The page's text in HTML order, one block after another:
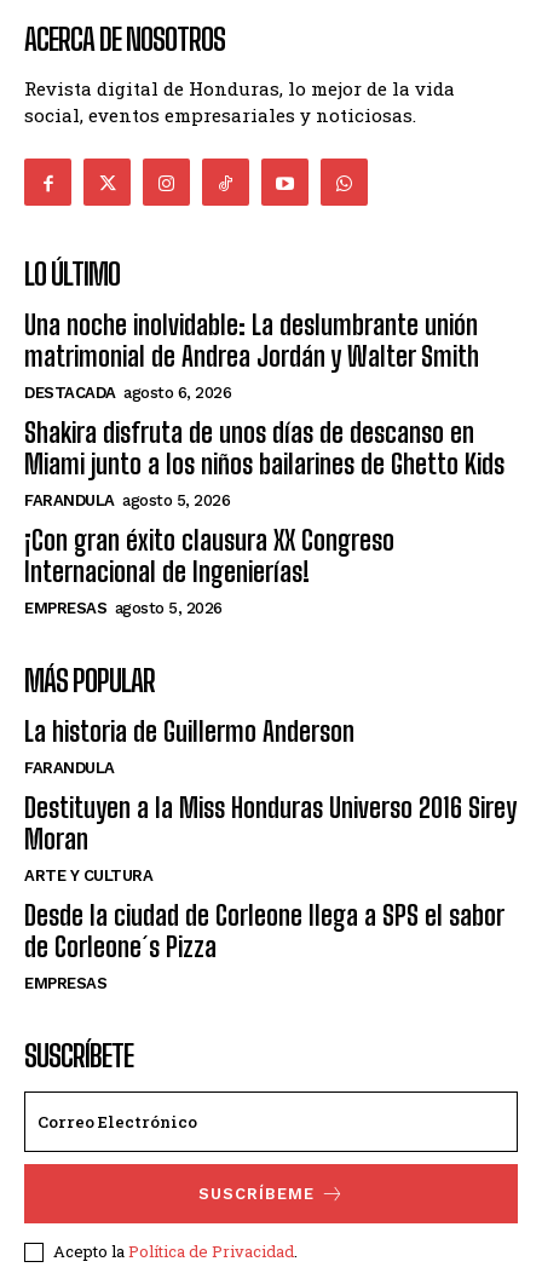
ACERCA DE NOSOTROS
Revista digital de Honduras, lo mejor de la vida
social, eventos empresariales y noticiosas.
LO ÚLTIMO
Una noche inolvidable: La deslumbrante unión
matrimonial de Andrea Jordán y Walter Smith
DESTACADA agosto 6, 2026
Shakira disfruta de unos días de descanso en
Miami junto a los niños bailarines de Ghetto Kids
FARANDULA agosto 5, 2026
¡Con gran éxito clausura XX Congreso
Internacional de Ingenierías!
EMPRESAS agosto 5, 2026
MÁS POPULAR
La historia de Guillermo Anderson
FARANDULA
Destituyen a la Miss Honduras Universo 2016 Sirey
Moran
ARTE Y CULTURA
Desde la ciudad de Corleone llega a SPS el sabor
de Corleone´s Pizza
EMPRESAS
SUSCRÍBETE
SUSCRÍBEME
Acepto laPolítica de Privacidad.